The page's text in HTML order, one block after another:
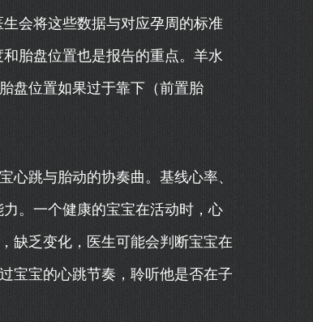
会将这些数据与对应孕周的标准
胎盘位置也是报告的重点。羊水
盘位置如果过于靠下（前置胎
心跳与胎动的协奏曲。基线心率、
。一个健康的宝宝在活动时，心
缺乏变化，医生可能会判断宝宝在
宝宝的心跳节奏，聆听他是否在子